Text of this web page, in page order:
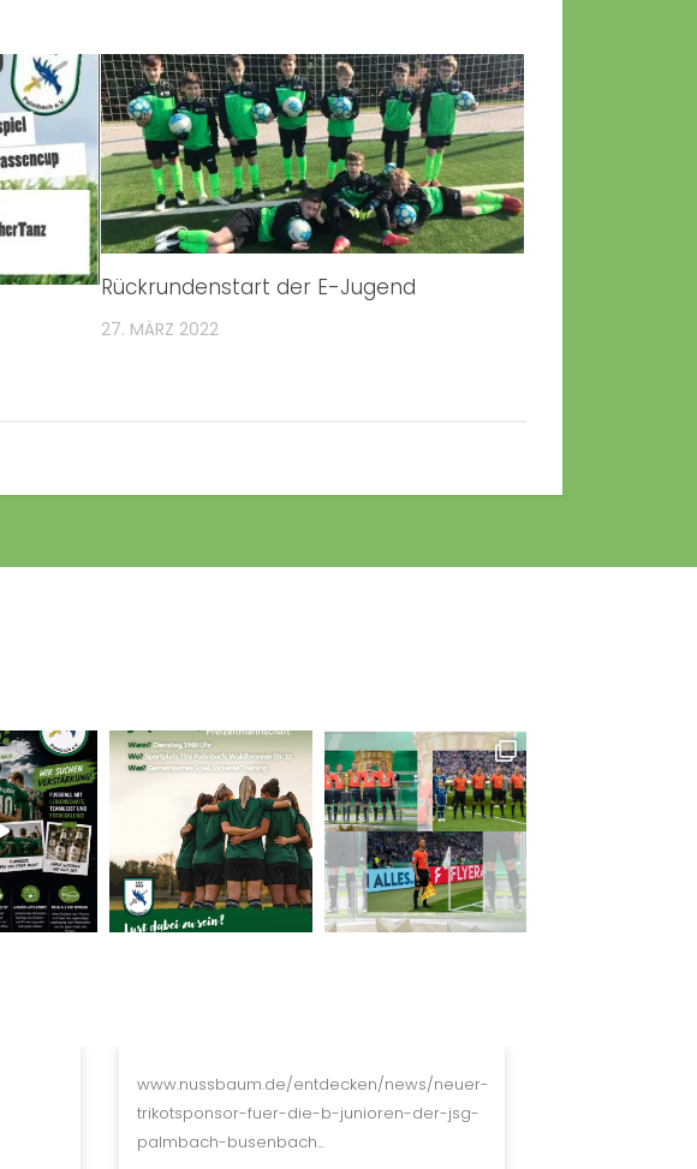
Rückrundenstart der E-Jugend
27. MÄRZ 2022
www.nussbaum.de/entdecken/news/neuer-
trikotsponsor-fuer-die-b-junioren-der-jsg-
palmbach-busenbach...